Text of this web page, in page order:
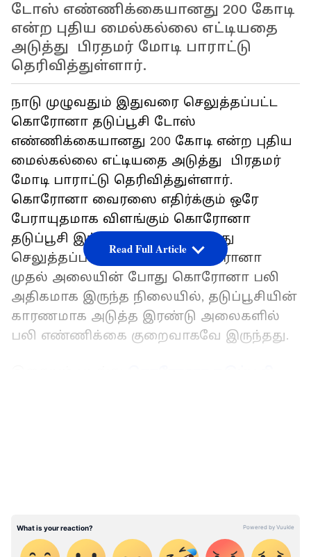
டோஸ் எண்ணிக்கையானது 200 கோடி
என்ற புதிய மைல்கல்லை எட்டியதை
அடுத்து பிரதமர் மோடி பாராட்டு
தெரிவித்துள்ளார்.
நாடு முழுவதும் இதுவரை செலுத்தப்பட்ட
கொரோனா தடுப்பூசி டோஸ்
எண்ணிக்கையானது 200 கோடி என்ற புதிய
மைல்கல்லை எட்டியதை அடுத்து பிரதமர்
மோடி பாராட்டு தெரிவித்துள்ளார்.
கொரோனா வைரஸை எதிர்க்கும் ஒரே
பேராயுதமாக விளங்கும் கொரோனா
தடுப்பூசி இந்தியாவில் தொடர்ந்து
செலுத்தப்பட்டு வருகிறது. கொரோனா
முதல் அலையின் போது கொரோனா பலி
அதிகமாக இருந்த நிலையில், தடுப்பூசியின்
காரணமாக அடுத்த இரண்டு அலைகளில்
பலி எண்ணிக்கை குறைவாகவே இருந்தது.
Read Full Article